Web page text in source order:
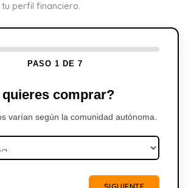
perfil financiero.
PASO 1 DE 7
quieres comprar?
varían según la comunidad autónoma.
SIGUIENTE